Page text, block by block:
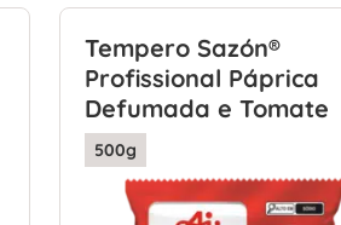
Tempero Sazón®
Profissional Páprica
Defumada e Tomate
500g